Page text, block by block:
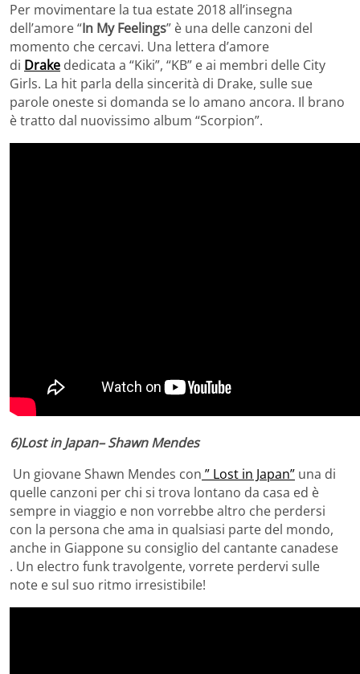
Per movimentare la tua estate 2018 all’insegna
dell’amore “In My Feelings” è una delle canzoni del
momento che cercavi. Una lettera d’amore
di Drake dedicata a “Kiki”, “KB” e ai membri delle City
Girls. La hit parla della sincerità di Drake, sulle sue
parole oneste si domanda se lo amano ancora. Il brano
è tratto dal nuovissimo album “Scorpion”.
6)Lost in Japan– Shawn Mendes
Un giovane Shawn Mendes con ” Lost in Japan” una di
quelle canzoni per chi si trova lontano da casa ed è
sempre in viaggio e non vorrebbe altro che perdersi
con la persona che ama in qualsiasi parte del mondo,
anche in Giappone su consiglio del cantante canadese
. Un electro funk travolgente, vorrete perdervi sulle
note e sul suo ritmo irresistibile!